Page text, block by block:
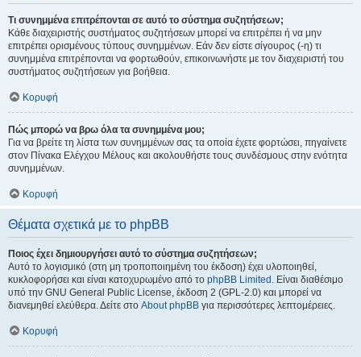
Τι συνημμένα επιτρέπονται σε αυτό το σύστημα συζητήσεων;
Κάθε διαχειριστής συστήματος συζητήσεων μπορεί να επιτρέπει ή να μην
επιτρέπει ορισμένους τύπους συνημμένων. Εάν δεν είστε σίγουρος (-η) τι
συνημμένα επιτρέπονται να φορτωθούν, επικοινωνήστε με τον διαχειριστή του
συστήματος συζητήσεων για βοήθεια.
Κορυφή
Πώς μπορώ να βρω όλα τα συνημμένα μου;
Για να βρείτε τη λίστα των συνημμένων σας τα οποία έχετε φορτώσει, πηγαίνετε
στον Πίνακα Ελέγχου Μέλους και ακολουθήστε τους συνδέσμους στην ενότητα
συνημμένων.
Κορυφή
Θέματα σχετικά με το phpBB
Ποιος έχει δημιουργήσει αυτό το σύστημα συζητήσεων;
Αυτό το λογισμικό (στη μη τροποποιημένη του έκδοση) έχει υλοποιηθεί,
κυκλοφορήσει και είναι κατοχυρωμένο από το phpBB Limited . Είναι διαθέσιμο
υπό την GNU General Public License, έκδοση 2 (GPL-2.0) και μπορεί να
διανεμηθεί ελεύθερα. Δείτε στο About phpBB για περισσότερες λεπτομέρειες.
Κορυφή